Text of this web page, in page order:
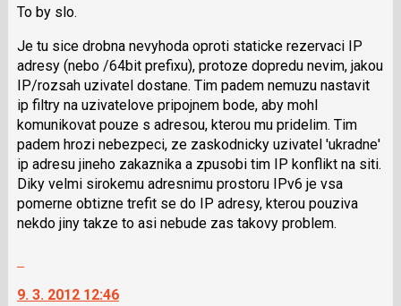
použít
klávesy
N
pro
následující
a
P
pro
předchozí
nový
názor
To by slo.
Je tu sice drobna nevyhoda oproti staticke rezervaci IP
adresy (nebo /64bit prefixu), protoze dopredu nevim, jakou
IP/rozsah uzivatel dostane. Tim padem nemuzu nastavit
ip filtry na uzivatelove pripojnem bode, aby mohl
komunikovat pouze s adresou, kterou mu pridelim. Tim
padem hrozi nebezpeci, ze zaskodnicky uzivatel 'ukradne'
ip adresu jineho zakaznika a zpusobi tim IP konflikt na siti.
Diky velmi sirokemu adresnimu prostoru IPv6 je vsa
pomerne obtizne trefit se do IP adresy, kterou pouziva
nekdo jiny takze to asi nebude zas takovy problem.
další
9. 3. 2012 12:46